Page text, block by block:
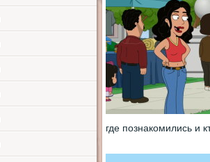
где познакомились и